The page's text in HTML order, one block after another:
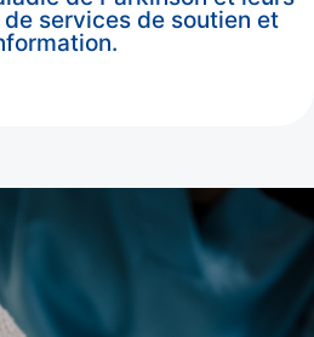
de services de soutien et